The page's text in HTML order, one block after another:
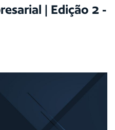
| Edição 2 -